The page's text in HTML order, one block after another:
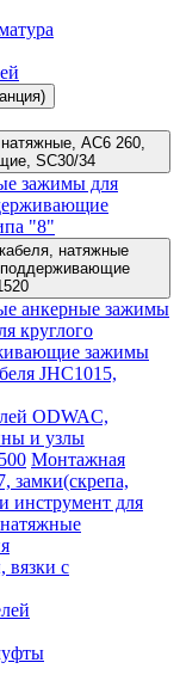
AC6 260,
SC30/34
зажимы для
"8"
натяжные
анкерные зажимы
круглого
зажимы
JHC1015,
ODWAC,
и узлы
Монтажная
замки(скрепа,
инструмент для
вязки с